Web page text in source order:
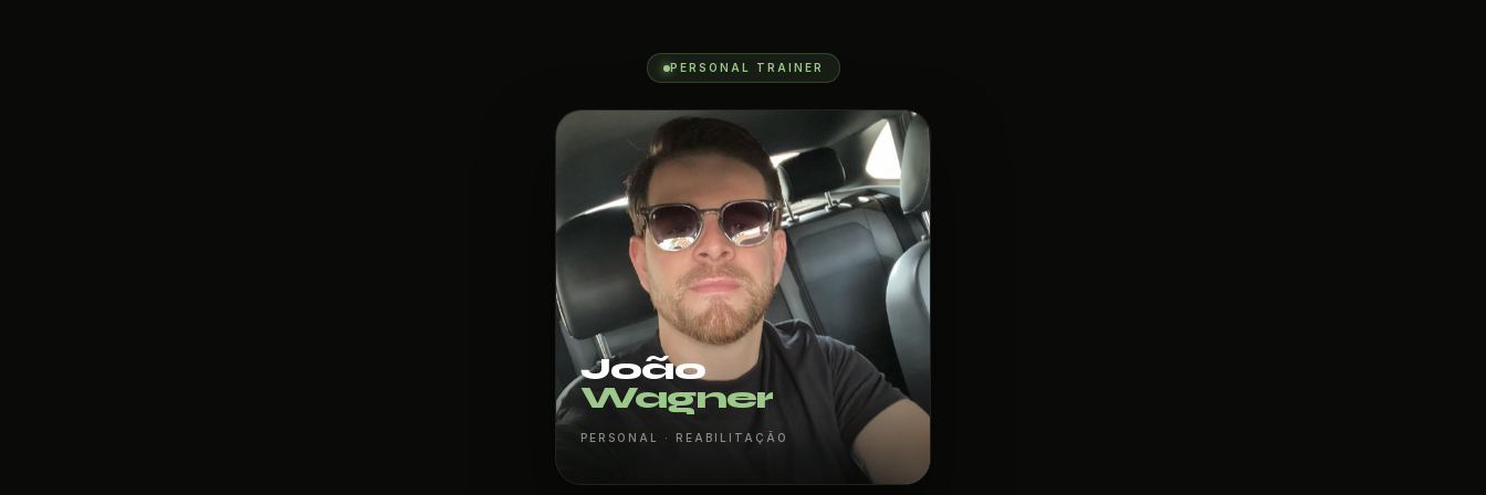
PERSONAL TRAINER
João
Wagner
PERSONAL · REABILITAÇÃO